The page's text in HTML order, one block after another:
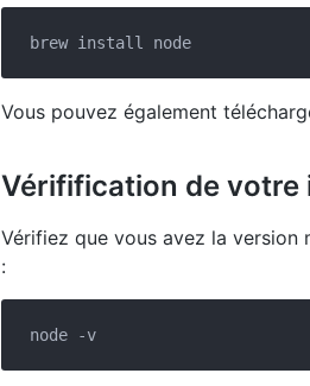
Vous pouvez également
Vérifification de votre
Vérifiez que vous avez la version
: